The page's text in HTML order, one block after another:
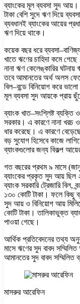
ব্যাংকের মূল ব্যবসা সুদ
টাকা বেশি সুদে ঋণ দিয়ে
ব্যবধানই ব্যাংকের আয়ের
ঋণ দিয়ে থাকে।
কয়েক বছর ধরে
খাতে ঋণের চাহিদা কমে
নানা ঋণ কেলেঙ্কারির ঘটনায়
তবে আমানতের অর্থ অলস
বিল–বন্ডে বিনিয়োগ করে
মূল ব্যবসা সুদ আয়কে প্রায়
ব্যাংক খাত–সংশ্লিষ্ট ব্যক্তি
সরকার। এ কারণে নানা খরচ
ধার করেছে। এ কারণে
বড় সুযোগ হিসেবে কাজে
ব্যাংকগুলোর জন্য বিকল্প
গত বছরের প্রথম ৯ মাসে
ব্যাংকের প্রকৃত সুদ আয় ছিল
ব্যাংক সরকারি ট্রেজারি বিল,
১৩০ কোটি টাকা। ফলে কিছু
সুদ আয় ও বিনিয়োগ আয়
কোটি টাকা। তালিকাভুক্ত
পাওয়া গেছে।
আর্থিক প্রতিবেদনের তথ্য
মাসে ঋণের সুদ বাবদ
আমানতের সুদ বাবদ সম্মিলিত
মাসরুর আরেফিন